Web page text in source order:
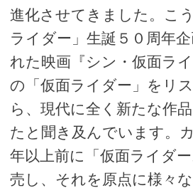
進化させてきました。こ
ライダー」生誕５０周年
れた映画『シン・仮面ラ
の「仮面ライダー」をリ
ら、現代に全く新たな作
たと聞き及んでいます。
年以上前に「仮面ライダ
売し、それを原点に様々